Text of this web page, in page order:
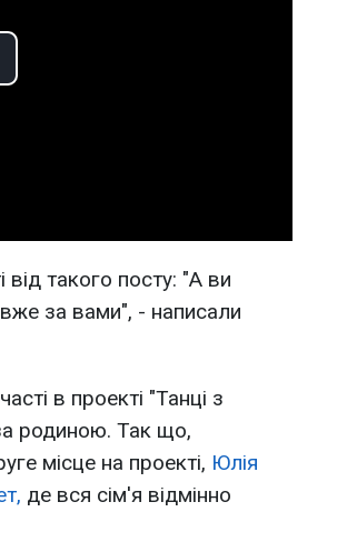
такого посту: "А ви
за вами", - написали
в проекті "Танці з
родиною. Так що,
місце на проекті, Юлія
де вся сім'я відмінно